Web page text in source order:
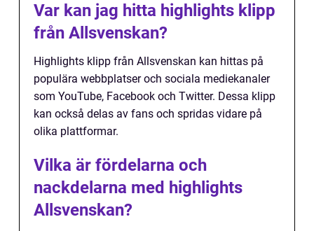
Var kan jag hitta highlights klipp
från Allsvenskan?
Highlights klipp från Allsvenskan kan hittas på
populära webbplatser och sociala mediekanaler
som YouTube, Facebook och Twitter. Dessa klipp
kan också delas av fans och spridas vidare på
olika plattformar.
Vilka är fördelarna och
nackdelarna med highlights
Allsvenskan?